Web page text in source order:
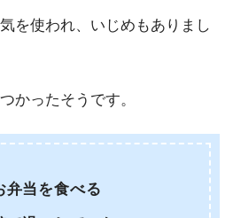
を使われ、いじめもありまし
かったそうです。
弁当を食べる